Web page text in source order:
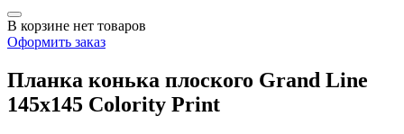
В корзине нет товаров
Оформить заказ
Планка конька плоского Grand Line
145х145 Colority Print